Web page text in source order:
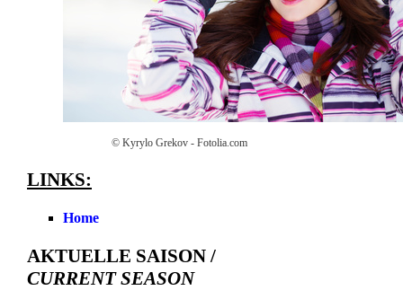
© Kyrylo Grekov - Fotolia.com
LINKS:
Home
AKTUELLE SAISON /
CURRENT SEASON